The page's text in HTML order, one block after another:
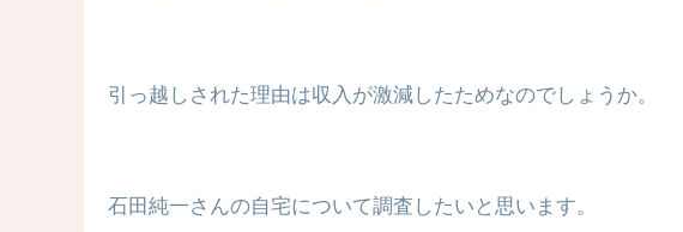
引っ越しされた理由は収入が激減したためなのでしょうか。
石田純一さんの自宅について調査したいと思います。